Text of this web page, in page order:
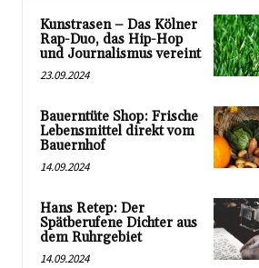
Kunstrasen – Das Kölner
Rap-Duo, das Hip-Hop
und Journalismus vereint
23.09.2024
Bauerntüte Shop: Frische
Lebensmittel direkt vom
Bauernhof
14.09.2024
Hans Retep: Der
Spätberufene Dichter aus
dem Ruhrgebiet
14.09.2024